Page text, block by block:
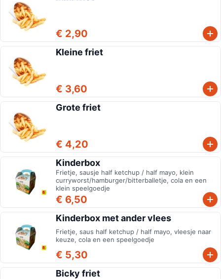
€ 2,90
Kleine friet
€ 3,60
Grote friet
€ 4,20
Kinderbox
Frietje, sausje half ketchup / half mayo, klein
curryworst/hamburger/bitterballetje, cola en een
klein speelgoedje
€ 6,50
Kinderbox met ander vlees
Frietje, saus half ketchup / half mayo, vleesje naar
keuze, cola en een speelgoedje
€ 5,30
Bicky friet